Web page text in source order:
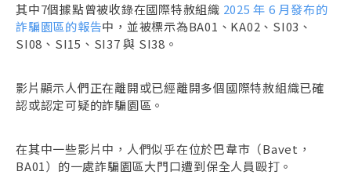
其中7個據點曾被收錄在國際特赦組織 2025 年 6 月發布的
詐騙園區的報告中，並被標示為BA01、KA02、SI03、
SI08、SI15、SI37 與 SI38。
影片顯示人們正在離開或已經離開多個國際特赦組織已確
認或認定可疑的詐騙園區。
在其中一些影片中，人們似乎在位於巴韋市（Bavet，
BA01）的一處詐騙園區大門口遭到保全人員毆打。